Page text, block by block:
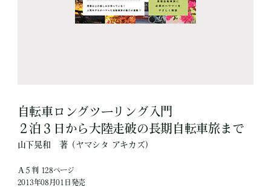
自転車ロングツーリング入門
２泊３日から大陸走破の長期自転車旅まで
山下晃和 著（ヤマシタ アキカズ）
Ａ５判 128ページ
2013年08月01日発売